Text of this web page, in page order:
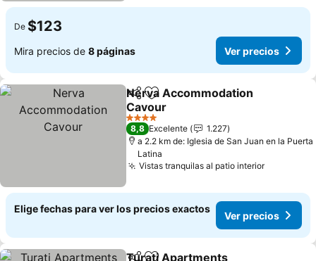
De $123
Mira precios de 8 páginas Ver precios
CompartirAgregar a favoritos
Nerva Accommodation
Cavour
4 Estrellas
8,8 Excelente
1.227
a 2.2 km de: Iglesia de San Juan en la Puerta
Latina
Vistas tranquilas al patio interior
Elige fechas para ver los precios exactos
Ver precios
Turati Apartments